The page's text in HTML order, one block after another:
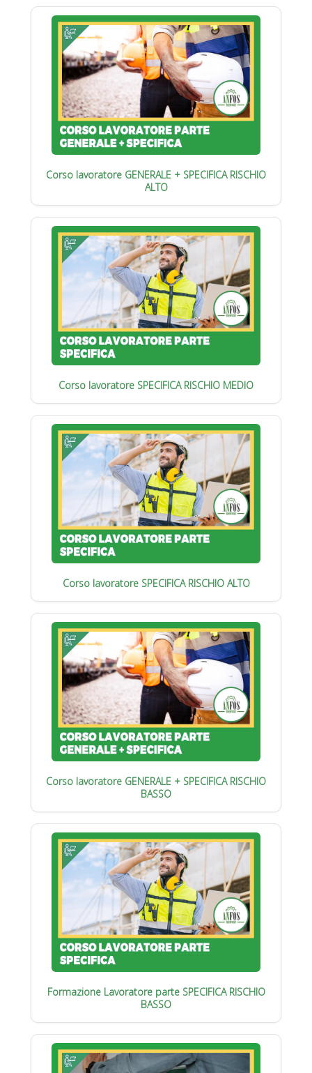
Corso lavoratore GENERALE + SPECIFICA RISCHIO
ALTO
Corso lavoratore SPECIFICA RISCHIO MEDIO
Corso lavoratore SPECIFICA RISCHIO ALTO
Corso lavoratore GENERALE + SPECIFICA RISCHIO
BASSO
Formazione Lavoratore parte SPECIFICA RISCHIO
BASSO